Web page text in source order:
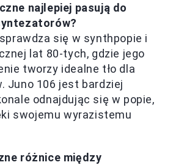
najlepiej pasują do
się w synthpopie i
lat 80-tych, gdzie jego
tworzy idealne tło dla
Juno 106 jest bardziej
odnajdując się w popie,
swojemu wyrazistemu
różnice między